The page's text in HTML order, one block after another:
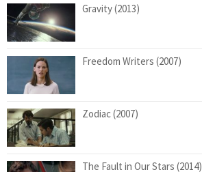
Gravity (2013)
Freedom Writers (2007)
Zodiac (2007)
The Fault in Our Stars (2014)